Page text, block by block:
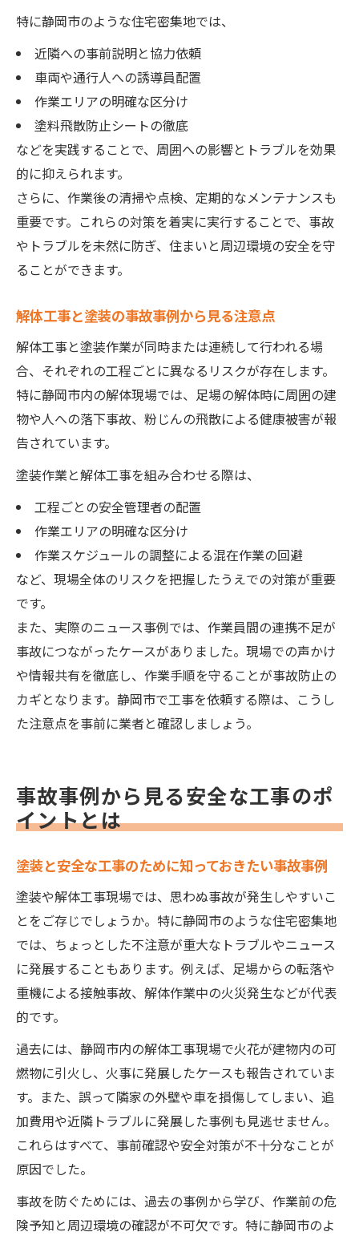
特に静岡市のような住宅密集地では、
近隣への事前説明と協力依頼
車両や通行人への誘導員配置
作業エリアの明確な区分け
塗料飛散防止シートの徹底
などを実践することで、周囲への影響とトラブルを効果
的に抑えられます。
さらに、作業後の清掃や点検、定期的なメンテナンスも
重要です。これらの対策を着実に実行することで、事故
やトラブルを未然に防ぎ、住まいと周辺環境の安全を守
ることができます。
解体工事と塗装の事故事例から見る注意点
解体工事と塗装作業が同時または連続して行われる場
合、それぞれの工程ごとに異なるリスクが存在します。
特に静岡市内の解体現場では、足場の解体時に周囲の建
物や人への落下事故、粉じんの飛散による健康被害が報
告されています。
塗装作業と解体工事を組み合わせる際は、
工程ごとの安全管理者の配置
作業エリアの明確な区分け
作業スケジュールの調整による混在作業の回避
など、現場全体のリスクを把握したうえでの対策が重要
です。
また、実際のニュース事例では、作業員間の連携不足が
事故につながったケースがありました。現場での声かけ
や情報共有を徹底し、作業手順を守ることが事故防止の
カギとなります。静岡市で工事を依頼する際は、こうし
た注意点を事前に業者と確認しましょう。
事故事例から見る安全な工事のポ
イントとは
塗装と安全な工事のために知っておきたい事故事例
塗装や解体工事現場では、思わぬ事故が発生しやすいこ
とをご存じでしょうか。特に静岡市のような住宅密集地
では、ちょっとした不注意が重大なトラブルやニュース
に発展することもあります。例えば、足場からの転落や
重機による接触事故、解体作業中の火災発生などが代表
的です。
過去には、静岡市内の解体工事現場で火花が建物内の可
燃物に引火し、火事に発展したケースも報告されていま
す。また、誤って隣家の外壁や車を損傷してしまい、追
加費用や近隣トラブルに発展した事例も見逃せません。
これらはすべて、事前確認や安全対策が不十分なことが
原因でした。
事故を防ぐためには、過去の事例から学び、作業前の危
険予知と周辺環境の確認が不可欠です。特に静岡市のよ